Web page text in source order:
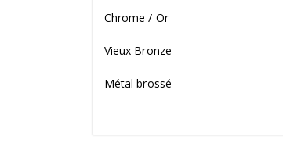
Chrome / Or
Vieux Bronze
Métal brossé